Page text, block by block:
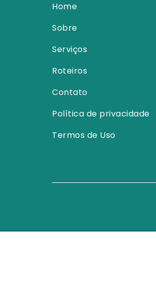
Home
Sobre
Serviços
Roteiros
Contato
Política de privacidade
Termos de Uso